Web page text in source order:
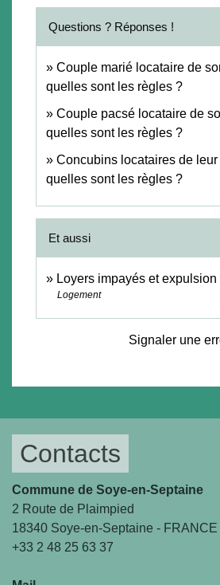
Questions ? Réponses !
Couple marié locataire de
quelles sont les règles ?
Couple pacsé locataire de
quelles sont les règles ?
Concubins locataires de leur
quelles sont les règles ?
Et aussi
Loyers impayés et
Logement
Signaler une
Contacts
Commune de Soye-en-Septaine
2 Route de Plaimpied
18340 Soye-en-Septaine - FRANCE
+33 2 48 25 63 37